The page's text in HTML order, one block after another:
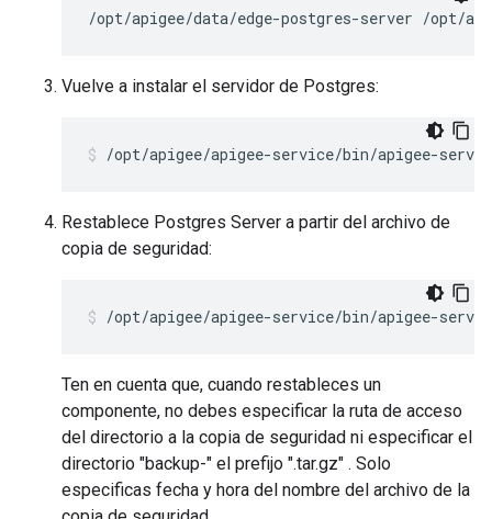
/opt/apigee/data/edge-postgres-server /opt/
Vuelve a instalar el servidor de Postgres:
/opt/apigee/apigee-service/bin/apigee-
Restablece Postgres Server a partir del archivo de
copia de seguridad:
/opt/apigee/apigee-service/bin/apigee-
Ten en cuenta que, cuando restableces un
componente, no debes especificar la ruta de acceso
del directorio a la copia de seguridad ni especificar el
directorio "backup-" el prefijo ".tar.gz" . Solo
especificas fecha y hora del nombre del archivo de la